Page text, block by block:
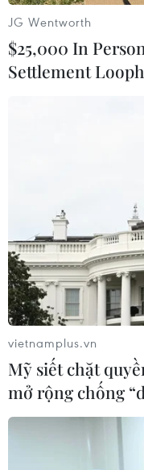
Triển khai hồ
Việc quản lý sức
giải quyết sớm các
hạn chế biến chứng
tải bệnh viện.
JG Wentworth
$25,000 In
Settlement
vietnamplus.vn
Mỹ siết chặt
mở rộng chống